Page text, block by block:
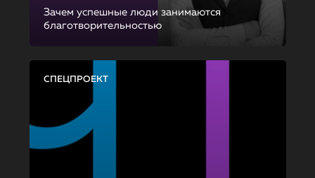
Зачем успешные люди занимаются
благотворительностью
СПЕЦПРОЕКТ